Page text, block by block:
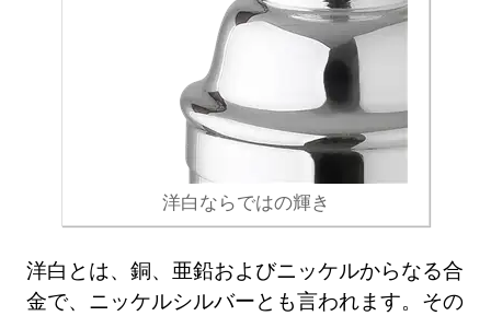
洋白ならではの輝き
洋白とは、銅、亜鉛およびニッケルからなる合
金で、ニッケルシルバーとも言われます。その